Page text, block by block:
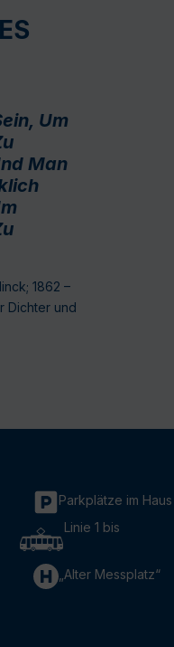
Um
Man
1862 –
Dichter und
Parkplätze im Haus
Linie 1 bis
„Alter Messplatz“